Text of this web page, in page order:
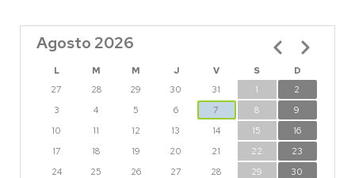
Agosto 2026
L M M J V S
D
27
28 29 30 31 1
2
3
4 5 6 7 8
9
10
11 12 13 14 15
16
17
18 19 20 21 22
23
24
25 26 27 28 29
30
Paginación